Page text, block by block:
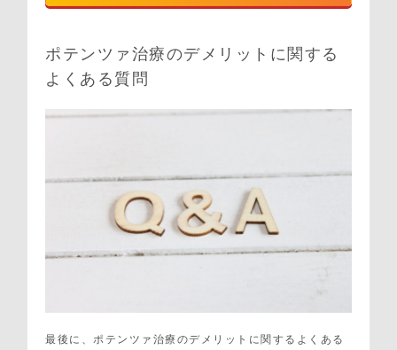
ポテンツァ治療のデメリットに関する
よくある質問
最後に、ポテンツァ治療のデメリットに関するよくある